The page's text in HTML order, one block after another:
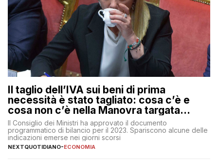
Il taglio dell’IVA sui beni di prima
necessità è stato tagliato: cosa c’è e
cosa non c’è nella Manovra targata
Meloni
Il Consiglio dei Ministri ha approvato il documento
programmatico di bilancio per il 2023. Spariscono alcune delle
indicazioni emerse nei giorni scorsi
NEXTQUOTIDIANO-ECONOMIA